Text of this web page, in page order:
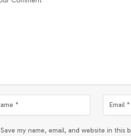
Save my name, email, and website in